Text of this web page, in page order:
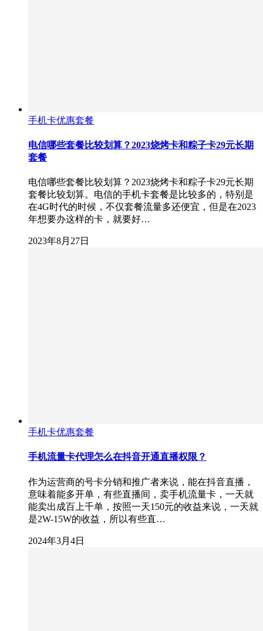
手机卡优惠套餐
电信哪些套餐比较划算？2023烧烤卡和粽子卡29元长期
套餐
电信哪些套餐比较划算？2023烧烤卡和粽子卡29元长期
套餐比较划算。电信的手机卡套餐是比较多的，特别是
在4G时代的时候，不仅套餐流量多还便宜，但是在2023
年想要办这样的卡，就要好…
2023年8月27日
手机卡优惠套餐
手机流量卡代理怎么在抖音开通直播权限？
作为运营商的号卡分销和推广者来说，能在抖音直播，
意味着能多开单，有些直播间，卖手机流量卡，一天就
能卖出成百上千单，按照一天150元的收益来说，一天就
是2W-15W的收益，所以有些直…
2024年3月4日